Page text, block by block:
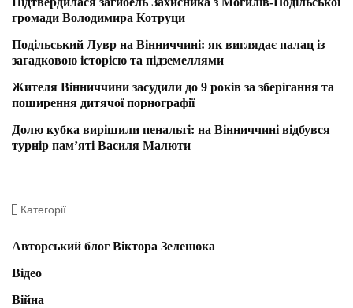
громади Володимира Котруци
Подільський Лувр на Вінниччині: як виглядає палац із
загадковою історією та підземеллями
Жителя Вінниччини засудили до 9 років за зберігання та
поширення дитячої порнографії
Долю кубка вирішили пенальті: на Вінниччині відбувся
турнір пам’яті Василя Малюти
Категорії
Авторський блог Віктора Зеленюка
Відео
Війна